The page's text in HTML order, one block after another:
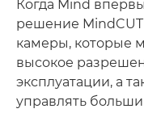
Когда Mind
решение MindCUT
камеры, которые
высокое
эксплуатации, а
управлять